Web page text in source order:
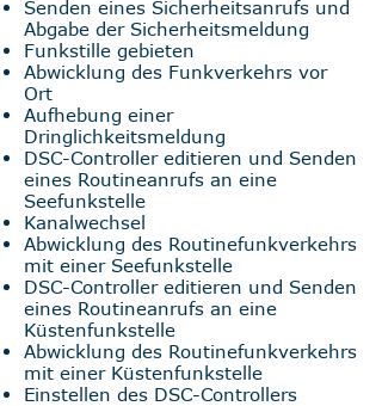
Senden eines Sicherheitsanrufs und
Abgabe der Sicherheitsmeldung
Funkstille gebieten
Abwicklung des Funkverkehrs vor
Ort
Aufhebung einer
Dringlichkeitsmeldung
DSC-Controller editieren und Senden
eines Routineanrufs an eine
Seefunkstelle
Kanalwechsel
Abwicklung des Routinefunkverkehrs
mit einer Seefunkstelle
DSC-Controller editieren und Senden
eines Routineanrufs an eine
Küstenfunkstelle
Abwicklung des Routinefunkverkehrs
mit einer Küstenfunkstelle
Einstellen des DSC-Controllers